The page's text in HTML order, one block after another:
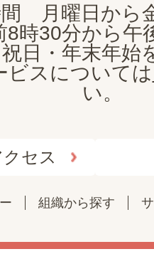
間 月曜日から
8時30分から午
祝日・年末年始
ビスについては
い。
セス
組織から探す